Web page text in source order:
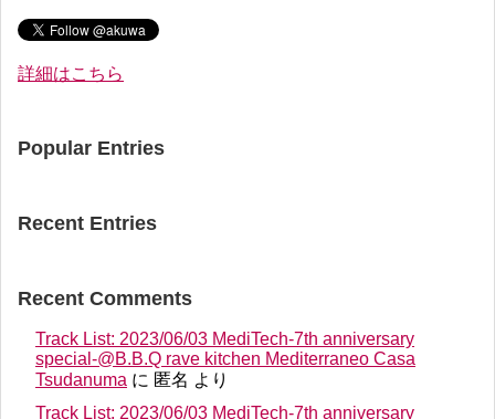
詳細はこちら
Popular Entries
Recent Entries
Recent Comments
Track List: 2023/06/03 MediTech-7th anniversary
special-@B.B.Q rave kitchen Mediterraneo Casa
Tsudanuma に 匿名 より
Track List: 2023/06/03 MediTech-7th anniversary